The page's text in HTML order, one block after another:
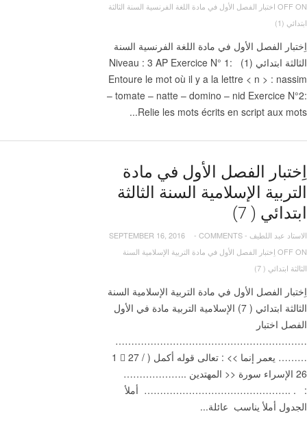
OFF ON اختبار الفصل الأول في مادة اللغة الفرنسية السنة الثالثة
ابتدائي (1)
اِختبار الفصل الأول في مادة اللغة الفرنسية السنة
الثالثة ابتدائي (1) Niveau : 3 AP Exercice N° 1:
Entoure le mot où il y a la lettre < n > : nassim
– tomate – natte – domino – nid Exercice N°2:
Relie les mots écrits en script aux mots...
اِختبار الفصل الأول في مادة
التربية الإسلامية السنة الثالثة
ابتدائي ( 7)
الاستاد عبد اللطيف -
SEPTEMBER 16, 2016 - COMMENTS
OFF ON اِختبار الفصل الأول في مادة التربية الإسلامية السنة
الثالثة ابتدائي ( 7)
اِختبار الفصل الأول في مادة التربية الإسلامية السنة
‫‪……………………………………………………
………‬‬ ‫يعمر‬ ‫إنما‬ ‫>>‬ ‫‪:‬‬ ‫تعالى‬ ‫قوله‬ ‫أكمل‬ ‫(‬ ‫‪1‬‬ ‫‪‬‬ ‫‪27‬‬ ‫‪/‬‬
‫‪26‬‬ ‫الإسراء‬ ‫سورة‬ ‫<<‬ ‫المهتدين‬ ‫‪………………..‬‬
‫الجدول‬ ‫أملأ ‫يناسب‬ ‫عائلة...